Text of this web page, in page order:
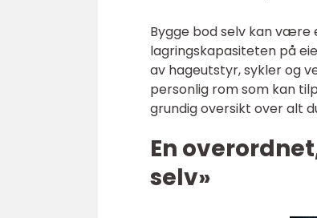
Bygge bod selv kan være
lagringskapasiteten på
av hageutstyr, sykler og
personlig rom som kan
grundig oversikt over alt
En
selv»